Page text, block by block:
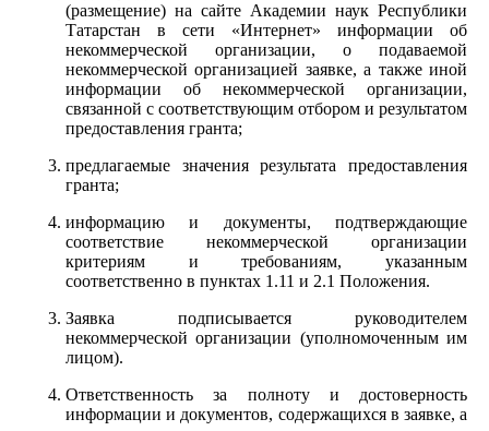
(размещение) на сайте Академии наук Республики
Татарстан в сети «Интернет» информации об
некоммерческой организации, о подаваемой
некоммерческой организацией заявке, а также иной
информации об некоммерческой организации,
связанной с соответствующим отбором и результатом
предоставления гранта;
предлагаемые значения результата предоставления
гранта;
информацию и документы, подтверждающие
соответствие некоммерческой организации
критериям и требованиям, указанным
соответственно в пунктах 1.11 и 2.1 Положения.
Заявка подписывается руководителем
некоммерческой организации (уполномоченным им
лицом).
Ответственность за полноту и достоверность
информации и документов, содержащихся в заявке, а